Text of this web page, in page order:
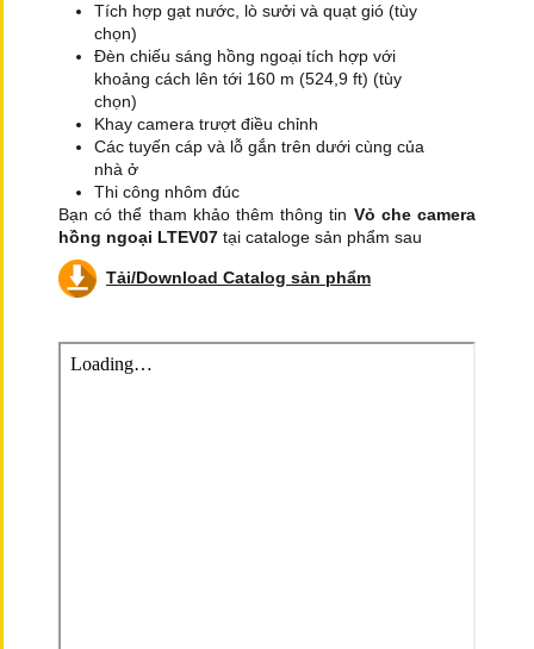
Tích hợp gạt nước, lò sưởi và quạt gió (tùy
chọn)
Đèn chiếu sáng hồng ngoại tích hợp với
khoảng cách lên tới 160 m (524,9 ft) (tùy
chọn)
Khay camera trượt điều chỉnh
Các tuyến cáp và lỗ gắn trên dưới cùng của
nhà ở
Thi công nhôm đúc
Bạn có thể tham khảo thêm thông tin Vỏ che camera
hồng ngoại LTEV07 tại cataloge sản phẩm sau
Tải/Download Catalog sản phẩm